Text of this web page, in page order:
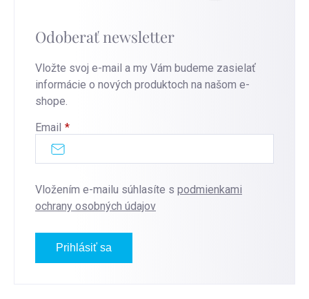
Odoberať newsletter
Vložte svoj e-mail a my Vám budeme zasielať
informácie o nových produktoch na našom e-
shope.
Email
Vložením e-mailu súhlasíte s podmienkami
ochrany osobných údajov
Prihlásiť sa